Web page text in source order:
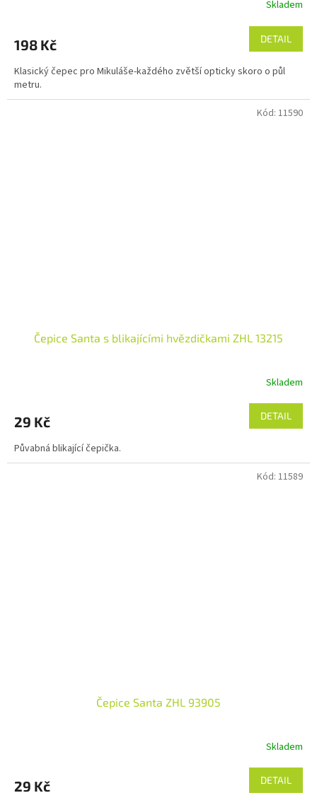
Skladem
198 Kč DETAIL
Klasický čepec pro Mikuláše-každého zvětší opticky skoro o půl
metru.
Čepice Santa s blikajícími hvězdičkami ZHL 13215
Skladem
29 Kč DETAIL
Půvabná blikající čepička.
Kód: 11590
Čepice Santa ZHL 93905
Skladem
29 Kč DETAIL
Kód: 11589